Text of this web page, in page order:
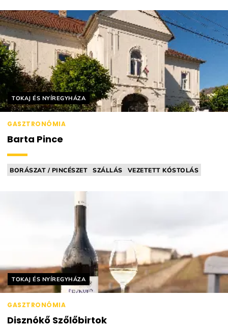
Helyszín címkék:
TOKAJ ÉS NYÍREGYHÁZA
GASZTRONÓMIA
Barta Pince
BORÁSZAT / PINCÉSZET SZÁLLÁS
VEZETETT KÓSTOLÁS
Helyszín címkék:
TOKAJ ÉS NYÍREGYHÁZA
GASZTRONÓMIA
Disznókő Szőlőbirtok